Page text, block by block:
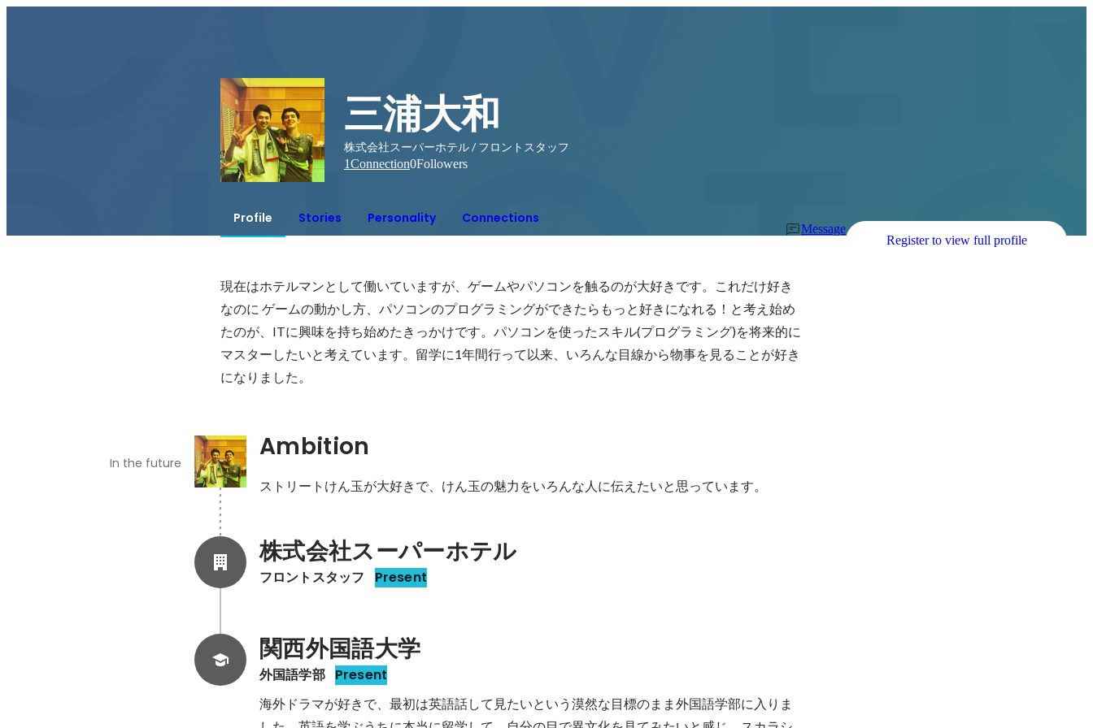
三浦大和
株式会社スーパーホテル / フロントスタッフ
1Connection0Followers
Profile Stories Personality Connections
Message
Register to view full profile
現在はホテルマンとして働いていますが、ゲームやパソコンを触るのが大好きです。これだけ好き
なのに ゲームの動かし方、パソコンのプログラミングができたらもっと好きになれる！と考え始め
たのが、ITに興味を持ち始めたきっかけです。パソコンを使ったスキル(プログラミング)を将来的に
マスターしたいと考えています。留学に1年間行って以来、いろんな目線から物事を見ることが好き
になりました。
Ambition
In the future
ストリートけん玉が大好きで、けん玉の魅力をいろんな人に伝えたいと思っています。
株式会社スーパーホテル
フロントスタッフ Present
関西外国語大学
外国語学部 Present
海外ドラマが好きで、最初は英語話して見たいという漠然な目標のまま外国語学部に入りま